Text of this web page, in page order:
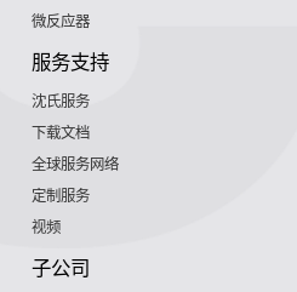
微反应器
服务支持
沈氏服务
下载文档
全球服务网络
定制服务
视频
子公司